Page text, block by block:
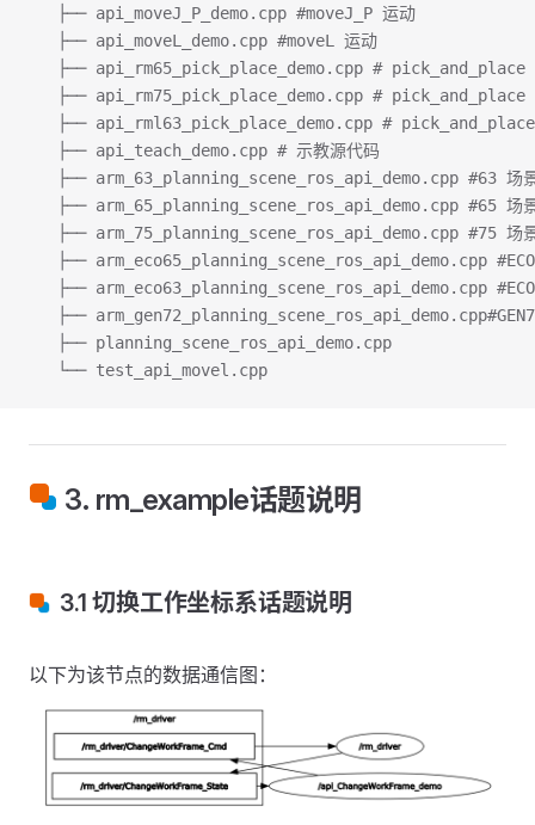
   ├── api_moveJ_P_demo.cpp #moveJ_P 运动
   ├── api_moveL_demo.cpp #moveL 运动
├── api_rm65_pick_place_demo.cpp # pick_and_place
├── api_rm75_pick_place_demo.cpp # pick_and_place
├── api_rml63_pick_place_demo.cpp # pick_and_place
   ├── api_teach_demo.cpp # 示教源代码
├── arm_63_planning_scene_ros_api_demo.cpp #63 场
├── arm_65_planning_scene_ros_api_demo.cpp #65 场
├── arm_75_planning_scene_ros_api_demo.cpp #75 场
├── arm_eco65_planning_scene_ros_api_demo.cpp
├── arm_eco63_planning_scene_ros_api_demo.cpp
├──
   ├── planning_scene_ros_api_demo.cpp
   └── test_api_movel.cpp
3. rm_example话题说明
3.1 切换工作坐标系话题说明
以下为该节点的数据通信图：